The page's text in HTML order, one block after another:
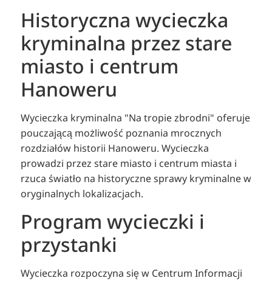
Historyczna wycieczka
kryminalna przez stare
miasto i centrum
Hanoweru
Wycieczka kryminalna "Na tropie zbrodni" oferuje
pouczającą możliwość poznania mrocznych
rozdziałów historii Hanoweru. Wycieczka
prowadzi przez stare miasto i centrum miasta i
rzuca światło na historyczne sprawy kryminalne w
oryginalnych lokalizacjach.
Program wycieczki i
przystanki
Wycieczka rozpoczyna się w Centrum Informacji